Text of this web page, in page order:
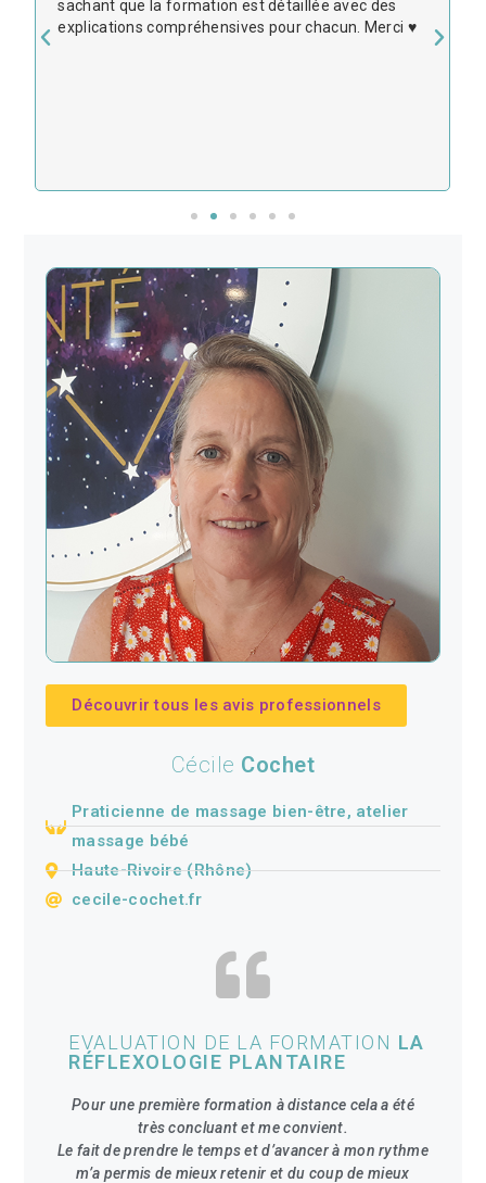
sachant que la formation est détaillée avec des
explications compréhensives pour chacun. Merci ♥
Découvrir tous les avis professionnels
Cécile Cochet
Praticienne de massage bien-être, atelier
massage bébé
Haute-Rivoire (Rhône)
cecile-cochet.fr
EVALUATION DE LA FORMATION LA
RÉFLEXOLOGIE PLANTAIRE
Pour une première formation à distance cela a été
très concluant et me convient.
Le fait de prendre le temps et d’avancer à mon rythme
m’a permis de mieux retenir et du coup de mieux